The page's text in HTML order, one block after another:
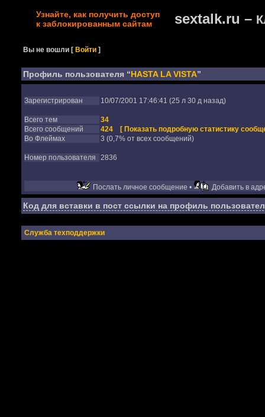
Узнайте, как получить доступ
к заблокированным сайтам
sextalk.ru –
Вы не вошли [Войти ]
Профиль пользователя “HASTA LA VISTA”
Зарегистрирован 10/07/2001 17:46:41 (25 л 30 д назад)
Всего тем
34
Всего сообщений
424
[ Показать подробную статистику
Во Флеймах
3 (0,7% от всех сообщений)
Номер пользователя 2836
Послать личное сообщение • Добавить в
Код для вставки в пост ссылки на профиль
Служба техподдержки